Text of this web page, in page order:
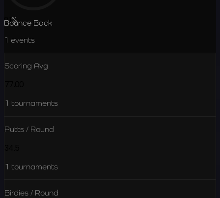
9.1%
Bounce Back
1 events
Scoring Avg
1 tournaments
Putts / Round
1 tournaments
Birdies / Round